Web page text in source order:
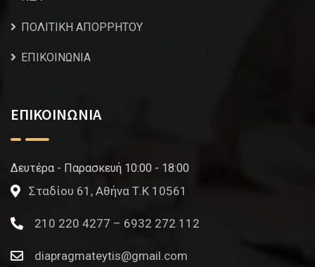
ΠΟΛΙΤΙΚΗ ΑΠΟΡΡΗΤΟΥ
ΕΠΙΚΟΙΝΩΝΙΑ
ΕΠΙΚΟΙΝΩΝΙΑ
Δευτέρα - Παρασκευή 10:00 - 18:00
Σταδίου 61, Αθήνα Τ.Κ 10561
210 220 4277 – 6932 272 112
diapragmateytis@gmail.com